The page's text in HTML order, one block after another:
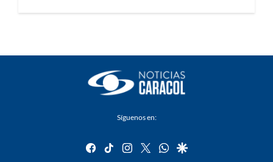
Síguenos en:
facebook
tiktok instagram
twitterwhatsapp
google